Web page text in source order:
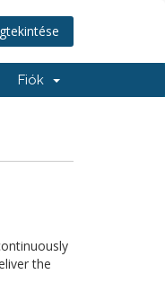
Fiók
the